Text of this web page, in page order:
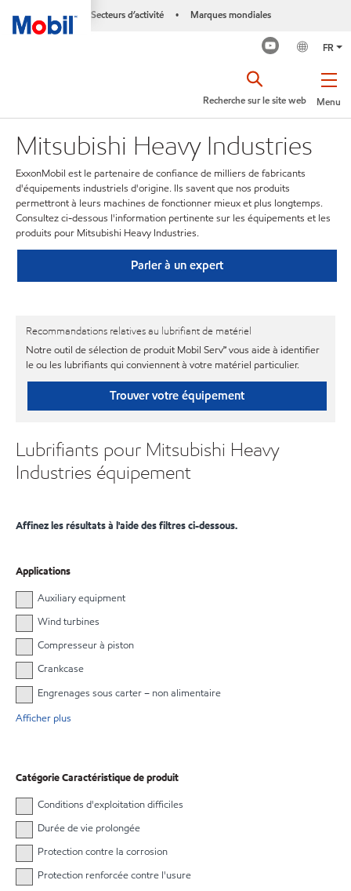
Secteurs d’activité • Marques mondiales
FR
Menu
Recherche sur le site web
Mitsubishi Heavy Industries
ExxonMobil est le partenaire de confiance de milliers de fabricants
d'équipements industriels d'origine. Ils savent que nos produits
permettront à leurs machines de fonctionner mieux et plus longtemps.
Consultez ci-dessous l'information pertinente sur les équipements et les
produits pour Mitsubishi Heavy Industries.
Parler à un expert
Recommandations relatives au lubrifiant de matériel
Notre outil de sélection de produit Mobil Serv℠ vous aide à identifier
le ou les lubrifiants qui conviennent à votre matériel particulier.
Trouver votre équipement
Lubrifiants pour Mitsubishi Heavy
Industries équipement
Affinez les résultats à l'aide des filtres ci-dessous.
Applications
Auxiliary equipment
Wind turbines
Compresseur à piston
Crankcase
Engrenages sous carter – non alimentaire
Afficher plus
Catégorie Caractéristique de produit
Conditions d'exploitation difficiles
Durée de vie prolongée
Protection contre la corrosion
Protection renforcée contre l'usure